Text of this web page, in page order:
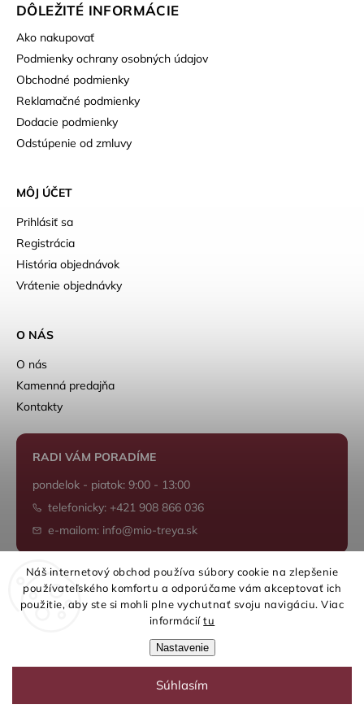
Náš internetový obchod používa súbory cookie na zlepšenie
používateľského komfortu a odporúčame vám akceptovať ich
použitie, aby ste si mohli plne vychutnať svoju navigáciu. Viac
informáciítu
Nastavenie
Súhlasím
DÔLEŽITÉ INFORMÁCIE
Ako nakupovať
Podmienky ochrany osobných údajov
Obchodné podmienky
Reklamačné podmienky
Dodacie podmienky
Odstúpenie od zmluvy
MÔJ ÚČET
Prihlásiť sa
Registrácia
História objednávok
Vrátenie objednávky
O NÁS
O nás
Kamenná predajňa
Kontakty
RADI VÁM PORADÍME
pondelok - piatok: 9:00 - 13:00
telefonicky: +421 908 866 036
e-mailom: info@mio-treya.sk
Shoptet.sk
Copyright 2026mio-treya.sk. Všetky práva vyhradené.